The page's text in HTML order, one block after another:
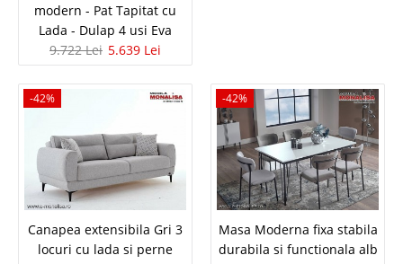
Vezi Detalii
-42%
Canapea crem de 3 locuri moderna
modern - Pat Tapitat cu
Lada - Dulap 4 usi Eva
9.722 Lei 5.639 Lei
-42%
Canapea extensibila Gri 3
locuri cu lada si perne
-42%
Masa Moderna fixa stabila
durabila si functionala alb